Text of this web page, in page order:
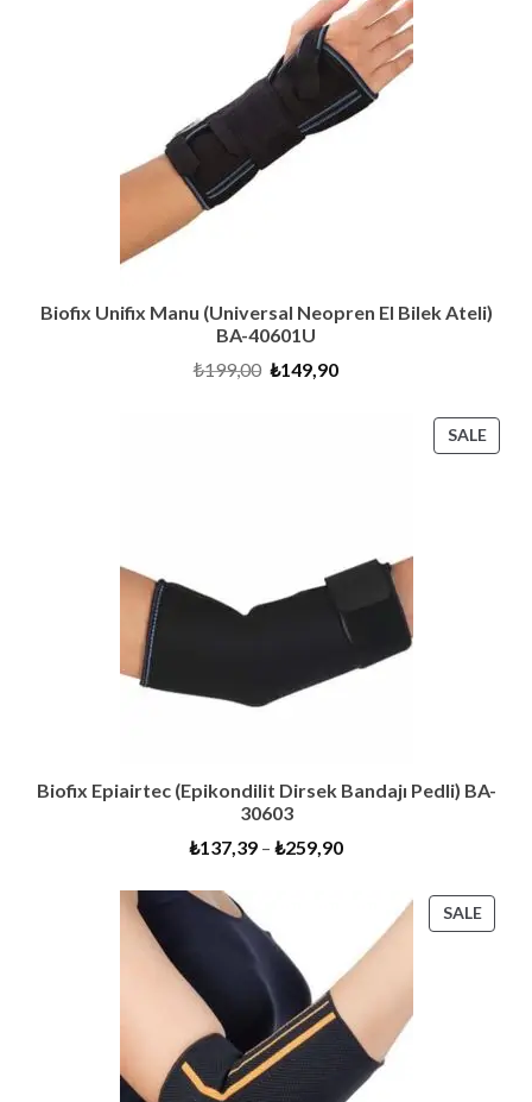
Biofix Unifix Manu (Universal Neopren El Bilek Ateli)
BA-40601U
₺199,00 Original
₺149,90Current
SALE
ON
Biofix Epiairtec (Epikondilit Dirsek Bandajı Pedli) BA-
30603
₺137,39 – ₺259,90
SALE
ON